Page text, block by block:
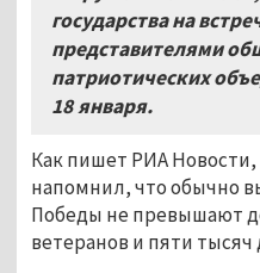
государства на
представителями
патриотических
18января.
Как пишет РИА Новости,
напомнил, что обычно
Победы не превышают
ветеранов и пяти